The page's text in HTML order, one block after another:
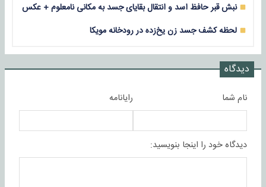
نبش قبر حافظ اسد و انتقال بقایای جسد به مکانی نامعلوم + عکس
لحظه کشف جسد زن یخ‌زده در رودخانه مویکا
دیدگاه
نام شما رایانامه
دیدگاه خود را اینجا بنویسید: